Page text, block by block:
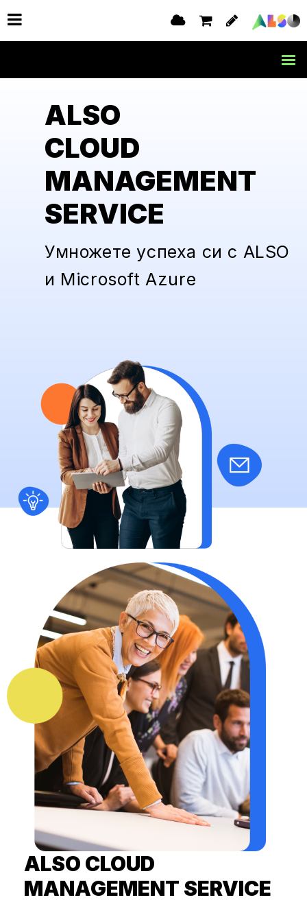
ALSO
CLOUD
MANAGEMENT
SERVICE
Умножете успеха си с ALSO
и Microsoft Azure
ALSO CLOUD
MANAGEMENT SERVICE